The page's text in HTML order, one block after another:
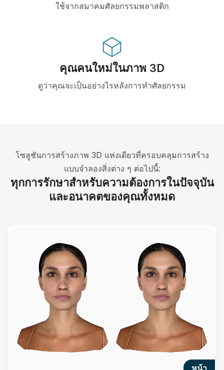
ใช้จากสมาคมศัลยกรรมพลาสติก
คุณคนใหม่ในภาพ 3D
ดูว่าคุณจะเป็นอย่างไรหลังการทำศัลยกรรม
โซลูชันการสร้างภาพ 3D แห่งเดียวที่ครอบคลุมการสร้าง
แบบจำลองสิ่งต่าง ๆ ต่อไปนี้:
ทุกการรักษาสำหรับความต้องการในปัจจุบัน
และอนาคตของคุณทั้งหมด
หน้า